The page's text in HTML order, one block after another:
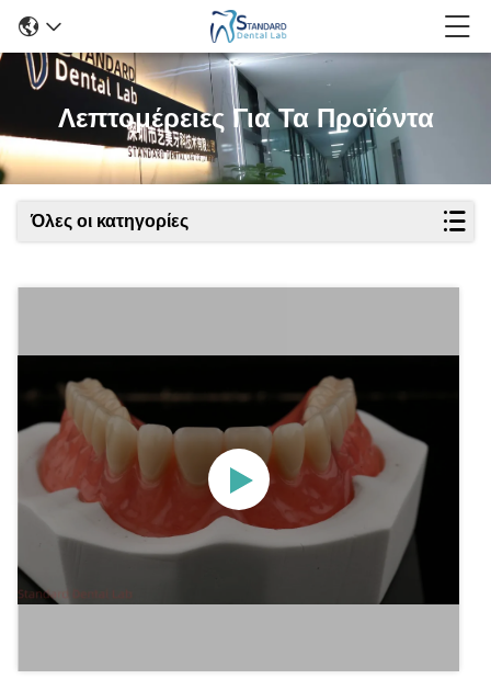
Λεπτομέρειες Για Τα Προϊόντα
Όλες οι κατηγορίες